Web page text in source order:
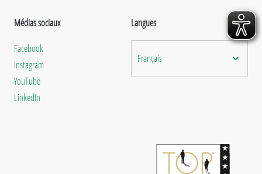
Médias sociaux
Facebook
Instagram
YouTube
LinkedIn
Langues
Français